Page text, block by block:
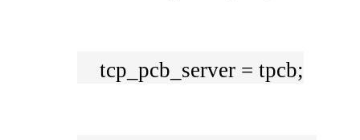
tcp_pcb_server = tpcb;